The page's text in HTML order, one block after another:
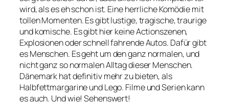
wird, als es eh schon ist. Eine herrliche Komödie mit
tollen Momenten. Es gibt lustige, tragische, traurige
und komische. Es gibt hier keine Actionszenen,
Explosionen oder schnell fahrende Autos. Dafür gibt
es Menschen. Es geht um den ganz normalen, und
nicht ganz so normalen Alltag dieser Menschen.
Dänemark hat definitiv mehr zu bieten, als
Halbfettmargarine und Lego. Filme und Serien kann
es auch. Und wie! Sehenswert!